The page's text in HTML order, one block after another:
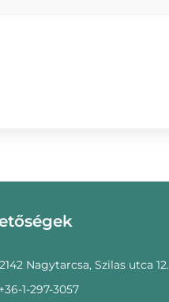
Nagytarcsa, Szilas utca 12.
+36-1-297-3057